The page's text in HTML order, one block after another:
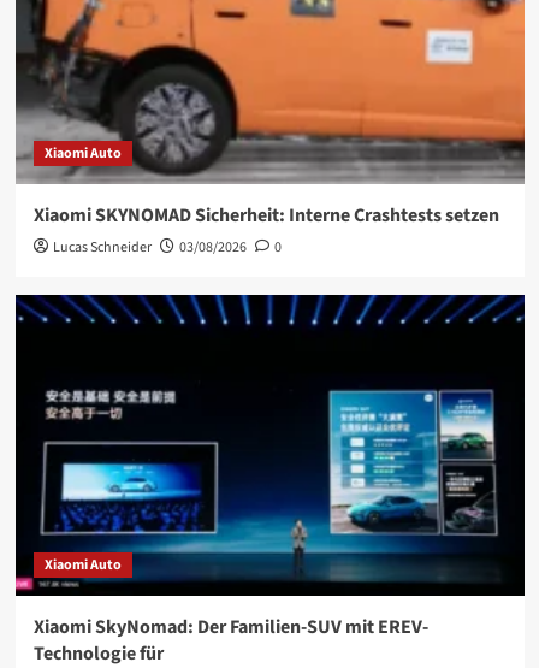
Xiaomi Auto
Xiaomi SKYNOMAD Sicherheit: Interne Crashtests setzen
Lucas Schneider 03/08/2026 0
Xiaomi Auto
Xiaomi SkyNomad: Der Familien-SUV mit EREV-
Technologie für